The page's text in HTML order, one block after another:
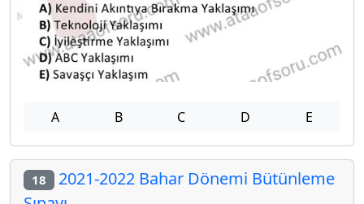
A B C D E
18 2021-2022 Bahar Dönemi Bütünleme